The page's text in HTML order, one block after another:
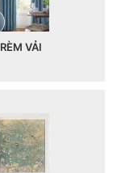
RÈM VẢI